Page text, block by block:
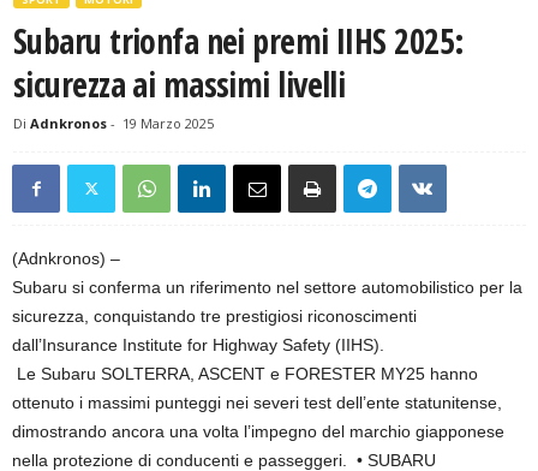
Subaru trionfa nei premi IIHS 2025:
sicurezza ai massimi livelli
Di Adnkronos - 19 Marzo 2025
(Adnkronos) –
Subaru si conferma un riferimento nel settore automobilistico per la
sicurezza, conquistando tre prestigiosi riconoscimenti
dall’Insurance Institute for Highway Safety (IIHS).
Le Subaru SOLTERRA, ASCENT e FORESTER MY25 hanno
ottenuto i massimi punteggi nei severi test dell’ente statunitense,
dimostrando ancora una volta l’impegno del marchio giapponese
nella protezione di conducenti e passeggeri. • SUBARU